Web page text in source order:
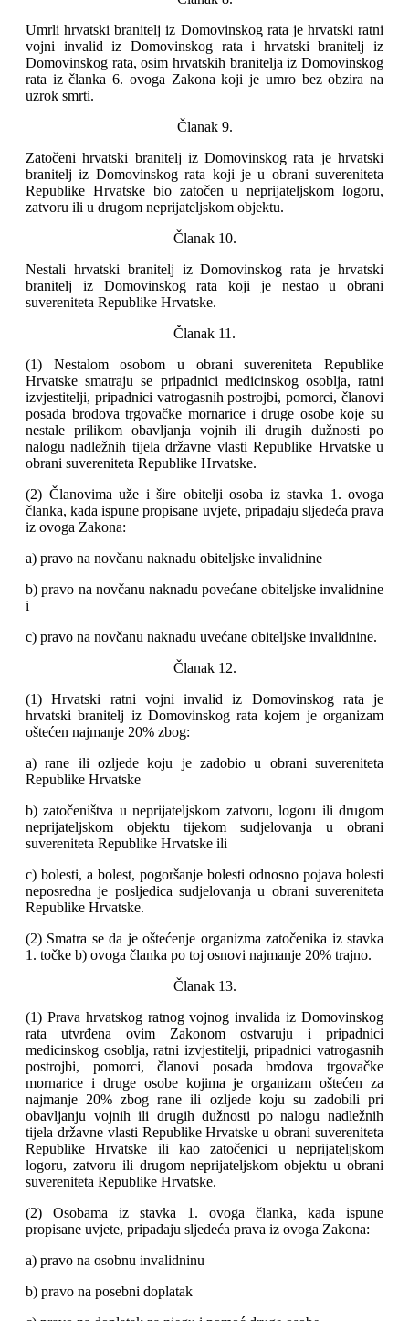
Umrli hrvatski branitelj iz Domovinskog rata je hrvatski ratni
vojni invalid iz Domovinskog rata i hrvatski branitelj iz
Domovinskog rata, osim hrvatskih branitelja iz Domovinskog
rata iz članka 6. ovoga Zakona koji je umro bez obzira na
uzrok smrti.
Članak 9.
Zatočeni hrvatski branitelj iz Domovinskog rata je hrvatski
branitelj iz Domovinskog rata koji je u obrani suvereniteta
Republike Hrvatske bio zatočen u neprijateljskom logoru,
zatvoru ili u drugom neprijateljskom objektu.
Članak 10.
Nestali hrvatski branitelj iz Domovinskog rata je hrvatski
branitelj iz Domovinskog rata koji je nestao u obrani
suvereniteta Republike Hrvatske.
Članak 11.
(1) Nestalom osobom u obrani suvereniteta Republike
Hrvatske smatraju se pripadnici medicinskog osoblja, ratni
izvjestitelji, pripadnici vatrogasnih postrojbi, pomorci, članovi
posada brodova trgovačke mornarice i druge osobe koje su
nestale prilikom obavljanja vojnih ili drugih dužnosti po
nalogu nadležnih tijela državne vlasti Republike Hrvatske u
obrani suvereniteta Republike Hrvatske.
(2) Članovima uže i šire obitelji osoba iz stavka 1. ovoga
članka, kada ispune propisane uvjete, pripadaju sljedeća prava
iz ovoga Zakona:
a) pravo na novčanu naknadu obiteljske invalidnine
b) pravo na novčanu naknadu povećane obiteljske invalidnine
i
c) pravo na novčanu naknadu uvećane obiteljske invalidnine.
Članak 12.
(1) Hrvatski ratni vojni invalid iz Domovinskog rata je
hrvatski branitelj iz Domovinskog rata kojem je organizam
oštećen najmanje 20% zbog:
a) rane ili ozljede koju je zadobio u obrani suvereniteta
Republike Hrvatske
b) zatočeništva u neprijateljskom zatvoru, logoru ili drugom
neprijateljskom objektu tijekom sudjelovanja u obrani
suvereniteta Republike Hrvatske ili
c) bolesti, a bolest, pogoršanje bolesti odnosno pojava bolesti
neposredna je posljedica sudjelovanja u obrani suvereniteta
Republike Hrvatske.
(2) Smatra se da je oštećenje organizma zatočenika iz stavka
1. točke b) ovoga članka po toj osnovi najmanje 20% trajno.
Članak 13.
(1) Prava hrvatskog ratnog vojnog invalida iz Domovinskog
rata utvrđena ovim Zakonom ostvaruju i pripadnici
medicinskog osoblja, ratni izvjestitelji, pripadnici vatrogasnih
postrojbi, pomorci, članovi posada brodova trgovačke
mornarice i druge osobe kojima je organizam oštećen za
najmanje 20% zbog rane ili ozljede koju su zadobili pri
obavljanju vojnih ili drugih dužnosti po nalogu nadležnih
tijela državne vlasti Republike Hrvatske u obrani suvereniteta
Republike Hrvatske ili kao zatočenici u neprijateljskom
logoru, zatvoru ili drugom neprijateljskom objektu u obrani
suvereniteta Republike Hrvatske.
(2) Osobama iz stavka 1. ovoga članka, kada ispune
propisane uvjete, pripadaju sljedeća prava iz ovoga Zakona:
a) pravo na osobnu invalidninu
b) pravo na posebni doplatak